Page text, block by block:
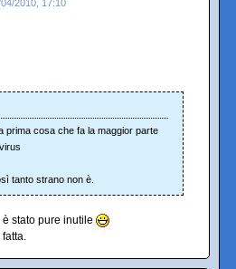
2010, 17:10
prima cosa che fa la maggior parte
tanto strano non è.
stato pure inutile